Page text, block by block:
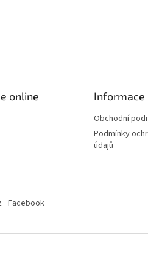
online
Informace
Obchodní
Podmínky
údajů
Facebook